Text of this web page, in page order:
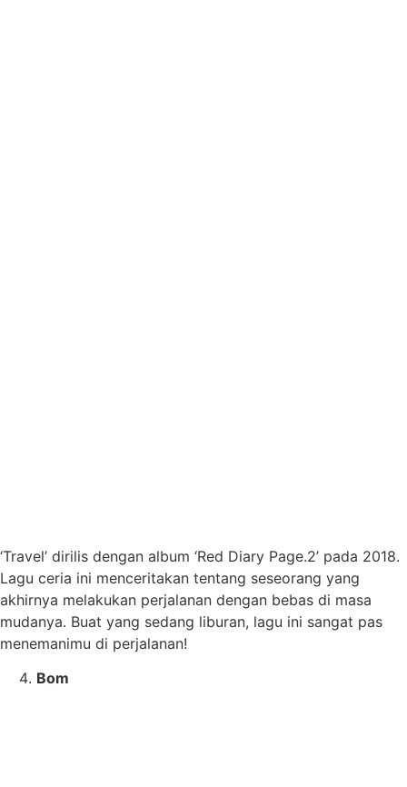
‘Travel’ dirilis dengan album ‘Red Diary Page.2’ pada 2018.
Lagu ceria ini menceritakan tentang seseorang yang
akhirnya melakukan perjalanan dengan bebas di masa
mudanya. Buat yang sedang liburan, lagu ini sangat pas
menemanimu di perjalanan!
Bom